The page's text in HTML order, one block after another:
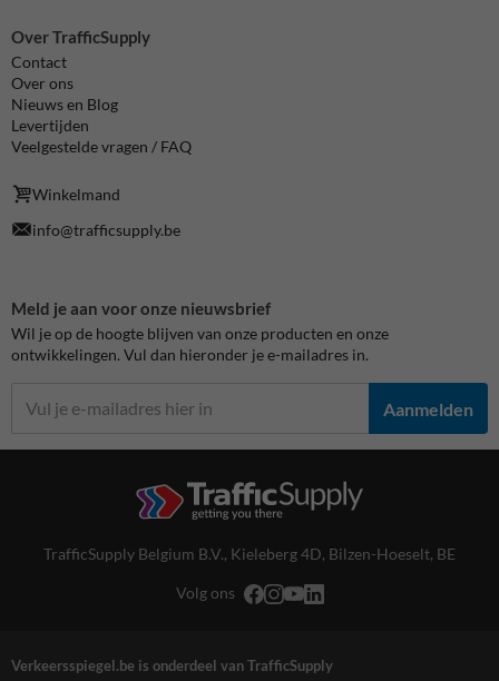
Over TrafficSupply
Contact
Over ons
Nieuws en Blog
Levertijden
Veelgestelde vragen / FAQ
Winkelmand
info@trafficsupply.be
Meld je aan voor onze nieuwsbrief
Wil je op de hoogte blijven van onze producten en onze
ontwikkelingen. Vul dan hieronder je e-mailadres in.
Aanmelden
TrafficSupply Belgium B.V., Kieleberg 4D, Bilzen-Hoeselt, BE
Volg ons
Verkeersspiegel.be is onderdeel van TrafficSupply